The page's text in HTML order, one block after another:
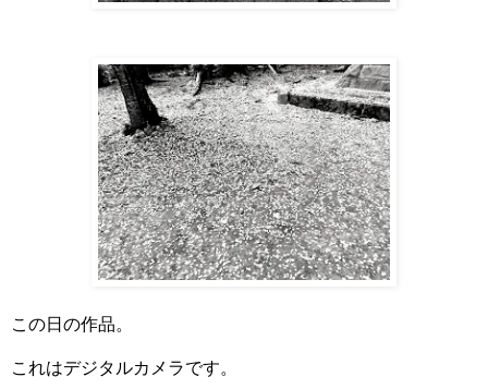
この日の作品。
これはデジタルカメラです。